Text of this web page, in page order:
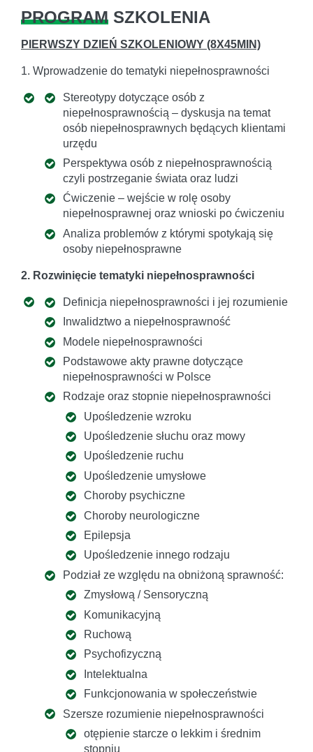
PROGRAM SZKOLENIA
PIERWSZY DZIEŃ SZKOLENIOWY (8X45MIN)
1. Wprowadzenie do tematyki niepełnosprawności
Stereotypy dotyczące osób z
niepełnosprawnością – dyskusja na temat
osób niepełnosprawnych będących klientami
urzędu
Perspektywa osób z niepełnosprawnością
czyli postrzeganie świata oraz ludzi
Ćwiczenie – wejście w rolę osoby
niepełnosprawnej oraz wnioski po ćwiczeniu
Analiza problemów z którymi spotykają się
osoby niepełnosprawne
2. Rozwinięcie tematyki niepełnosprawności
Definicja niepełnosprawności i jej rozumienie
Inwalidztwo a niepełnosprawność
Modele niepełnosprawności
Podstawowe akty prawne dotyczące
niepełnosprawności w Polsce
Rodzaje oraz stopnie niepełnosprawności
Upośledzenie wzroku
Upośledzenie słuchu oraz mowy
Upośledzenie ruchu
Upośledzenie umysłowe
Choroby psychiczne
Choroby neurologiczne
Epilepsja
Upośledzenie innego rodzaju
Podział ze względu na obniżoną sprawność:
Zmysłową / Sensoryczną
Komunikacyjną
Ruchową
Psychofizyczną
Intelektualna
Funkcjonowania w społeczeństwie
Szersze rozumienie niepełnosprawności
otępienie starcze o lekkim i średnim
stopniu